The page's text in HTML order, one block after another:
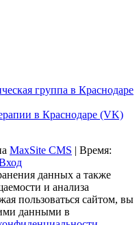
группа в Краснодаре
в Краснодаре (VK)
MaxSite CMS | Время:
данных а также
и анализа
пользоваться сайтом, вы
данными в